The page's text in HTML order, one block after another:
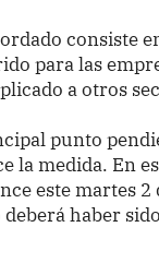
consiste
para las
a otros
punto
la medida. En
este martes 2
haber